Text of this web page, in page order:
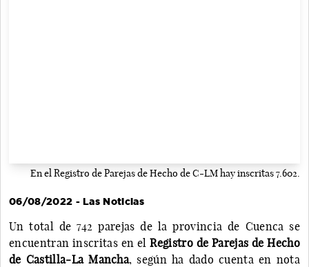
En el Registro de Parejas de Hecho de C-LM hay inscritas 7.602.
06/08/2022 - Las Noticias
Un total de 742 parejas de la provincia de Cuenca se
encuentran inscritas en elRegistro de Parejas de Hecho
de Castilla-La Mancha, según ha dado cuenta en nota